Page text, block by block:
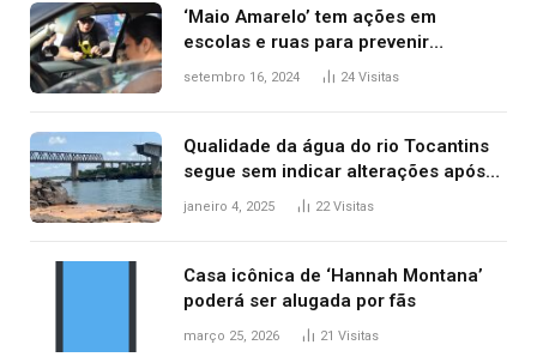
‘Maio Amarelo’ tem ações em
escolas e ruas para prevenir
acidentes no trânsito no AP
setembro 16, 2024 24 Visitas
Qualidade da água do rio Tocantins
segue sem indicar alterações após
desabamento da ponte entre MA e
janeiro 4, 2025 22Visitas
Casa icônica de ‘Hannah Montana’
poderá ser alugada por fãs
março 25, 2026 21 Visitas